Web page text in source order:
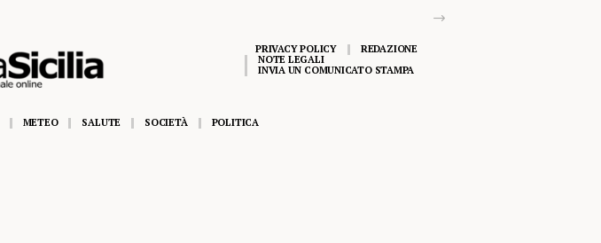
PRIVACY POLICY
REDAZIONE
NOTE LEGALI
INVIA UN COMUNICATO STAMPA
METEO SALUTE SOCIETÀ POLITICA